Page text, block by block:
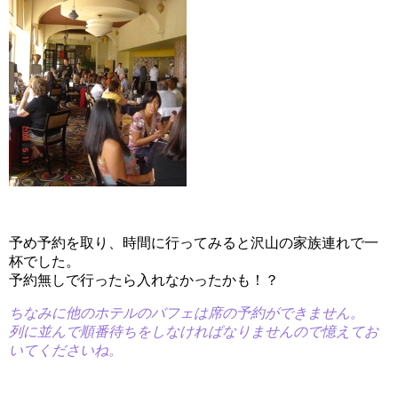
予め予約を取り、時間に行ってみると沢山の家族連れで一
杯でした。
予約無しで行ったら入れなかったかも！？
ちなみに他のホテルのバフェは席の予約ができません。
列に並んで順番待ちをしなければなりませんので憶えてお
いてくださいね。